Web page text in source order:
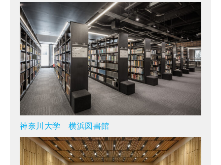
神奈川大学 横浜図書館